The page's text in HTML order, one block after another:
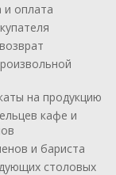
и оплата
на продукцию
кафе и
и бариста
столовых